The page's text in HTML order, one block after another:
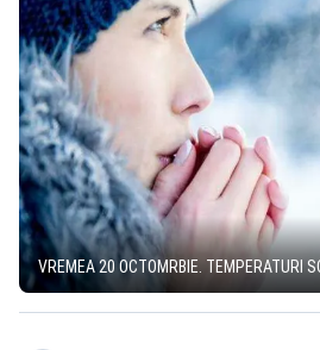
VREMEA 20 OCTOMRBIE. TEMPERATURI